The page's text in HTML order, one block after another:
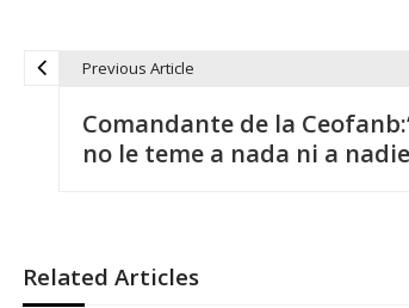
e
Previous Article
Comandante de la
no le teme a nada ni a
Related Articles